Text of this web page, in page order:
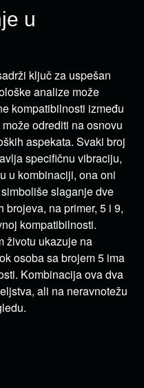
u
ključ za uspešan
analize može
kompatibilnosti između
odrediti na osnovu
aspekata. Svaki broj
specifičnu vibraciju,
u kombinaciji, ona oni
slaganje dve
na primer, 5 i 9,
kompatibilnosti.
životu ukazuje na
osoba sa brojem 5 ima
Kombinacija ova dva
ali na neravnotežu